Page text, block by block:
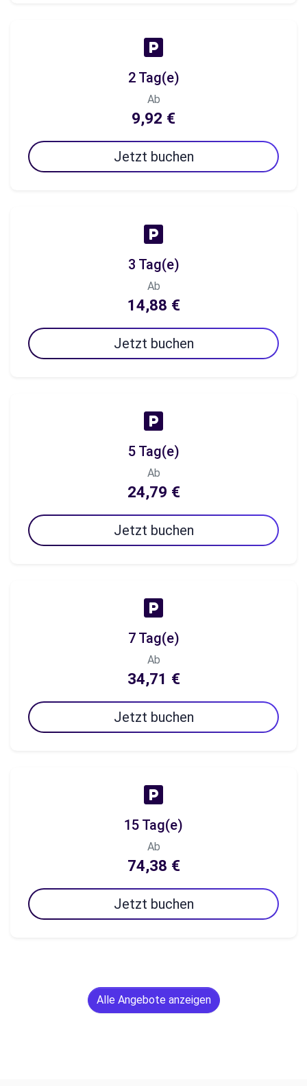
2 Tag(e)
Ab
9,92 €
Jetzt buchen
3 Tag(e)
Ab
14,88 €
Jetzt buchen
5 Tag(e)
Ab
24,79 €
Jetzt buchen
7 Tag(e)
Ab
34,71 €
Jetzt buchen
15 Tag(e)
Ab
74,38 €
Jetzt buchen
Alle Angebote anzeigen